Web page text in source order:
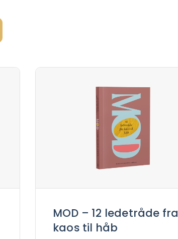
MOD – 12 ledetråde fra
kaos til håb